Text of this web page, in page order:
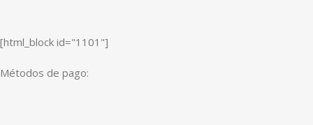
[html_block id="1101"]
Métodos de pago: